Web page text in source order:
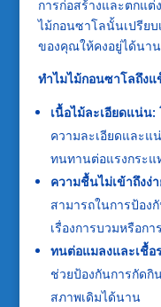
การก่อสร้างและตกแ
ไม้กอนซาโลนั้นเปรีย
ของคุณให้คงอยู่ได้นา
ทำไมไม้กอนซาโลถึง
เนื้อไม้ละเอียดแน่น:
ความละเอียดและแ
ทนทานต่อแรงกระแ
ความชื้นไม่เข้าถึงง่
สามารถในการป้อง
เรื่องการบวมหรือก
ทนต่อแมลงและเชื้อ
ช่วยป้องกันการกัดกิ
สภาพเดิมได้นาน